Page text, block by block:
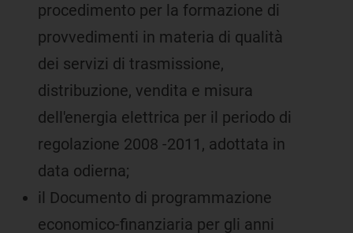
procedimento per la formazione di
provvedimenti in materia di qualità
dei servizi di trasmissione,
distribuzione, vendita e misura
dell'energia elettrica per il periodo di
regolazione 2008 -2011, adottata in
data odierna;
il Documento di programmazione
economico-finanziaria per gli anni